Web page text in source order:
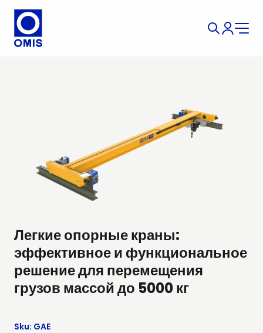
Легкие опорные краны:
эффективное и функциональное
решение для перемещения
грузов массой до 5000 кг
Sku: GAE